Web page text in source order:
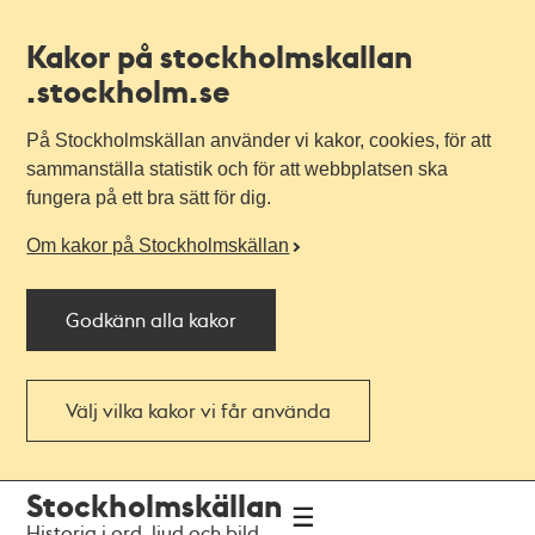
Kakor på stockholmskallan
.stockholm.se
På Stockholmskällan använder vi kakor, cookies, för att
sammanställa statistik och för att webbplatsen ska
fungera på ett bra sätt för dig.
Om kakor på Stockholmskällan
Godkänn alla kakor
Välj vilka kakor vi får använda
navigationen
huvudinnehållet
Stockholmskällan